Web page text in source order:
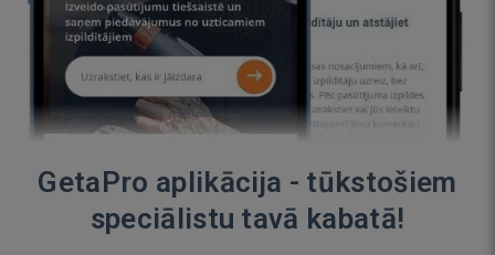
GetaPro aplikācija - tūkstošiem
speciālistu tavā kabatā!